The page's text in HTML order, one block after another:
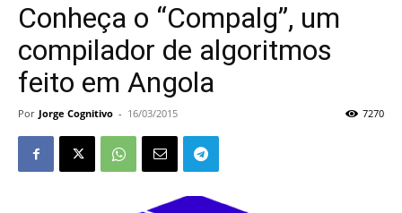
Conheça o “Compalg”, um
compilador de algoritmos
feito em Angola
Por Jorge Cognitivo - 16/03/2015 7270